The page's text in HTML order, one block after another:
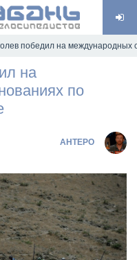
победил на международных
на
по
AHTEPO